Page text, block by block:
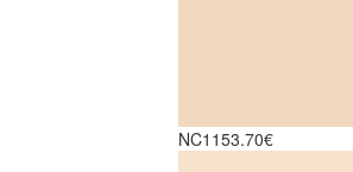
NC1153.70€